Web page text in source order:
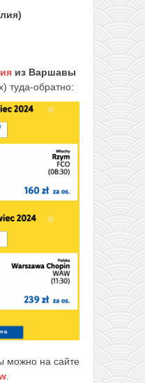
из Варшавы
туда-обратно:
можно на сайте
.